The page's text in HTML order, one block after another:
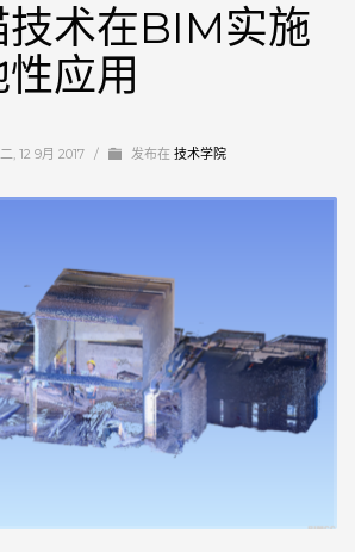
技术在BIM实施
应用
, 12 9月 2017 / 发布在 技术学院